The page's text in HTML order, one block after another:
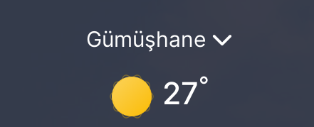
Gümüşhane
27°